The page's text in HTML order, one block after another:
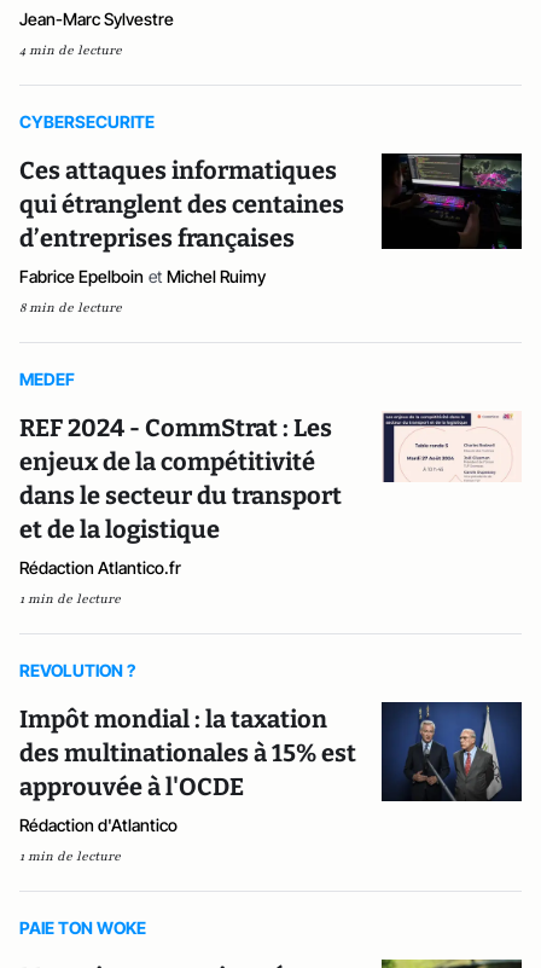
Jean-Marc Sylvestre
4 min de lecture
CYBERSECURITE
Ces attaques informatiques
qui étranglent des centaines
d’entreprises françaises
Fabrice Epelboin et Michel Ruimy
8 min de lecture
MEDEF
REF 2024 - CommStrat : Les
enjeux de la compétitivité
dans le secteur du transport
et de la logistique
Rédaction Atlantico.fr
1 min de lecture
REVOLUTION ?
Impôt mondial : la taxation
des multinationales à 15% est
approuvée à l'OCDE
Rédaction d'Atlantico
1 min de lecture
PAIE TON WOKE